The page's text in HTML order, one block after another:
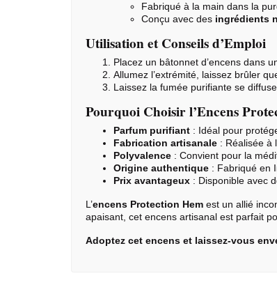
Fabriqué à la main dans la
Conçu avec des ingrédients
Utilisation et Conseils d’Emploi
Placez un bâtonnet d’encens dans
Allumez l’extrémité, laissez brûler
Laissez la fumée purifiante se
Pourquoi Choisir l’Encens
Parfum purifiant : Idéal pour
Fabrication artisanale : Réalisée à
Polyvalence : Convient pour la
Origine authentique : Fabriqué en
Prix avantageux : Disponible avec
L’encens Protection Hem est un allié
apaisant, cet encens artisanal est parfait
Adoptez cet encens et laissez-vous